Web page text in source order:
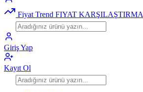
Fiyat Trend FIYAT KARŞILAŞTIRMA
Giriş Yap
Kayıt Ol